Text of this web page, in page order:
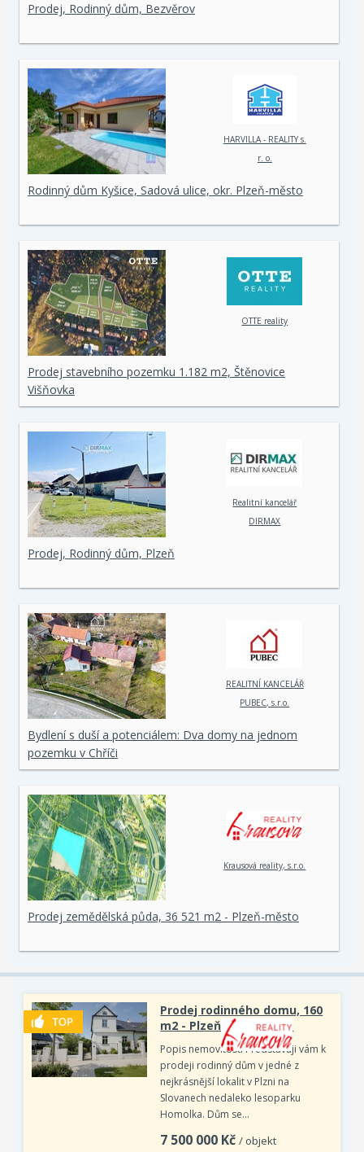
Prodej, Rodinný dům, Bezvěrov
HARVILLA - REALITY s.
r. o.
Rodinný dům Kyšice, Sadová ulice, okr. Plzeň-město
OTTE reality
Prodej stavebního pozemku 1.182 m2, Štěnovice
Višňovka
Realitní kancelář
DIRMAX
Prodej, Rodinný dům, Plzeň
REALITNÍ KANCELÁŘ
PUBEC, s.r.o.
Bydlení s duší a potenciálem: Dva domy na jednom
pozemku v Chříči
Krausová reality, s.r.o.
Prodej zemědělská půda, 36 521 m2 - Plzeň-město
Prodej rodinného domu, 160
m2 - Plzeň - Doudlevce
Popis nemovitosti Představuji vám k
prodeji rodinný dům v jedné z
nejkrásnější lokalit v Plzni na
Slovanech nedaleko lesoparku
Homolka. Dům se…
7 500 000 Kč / objekt